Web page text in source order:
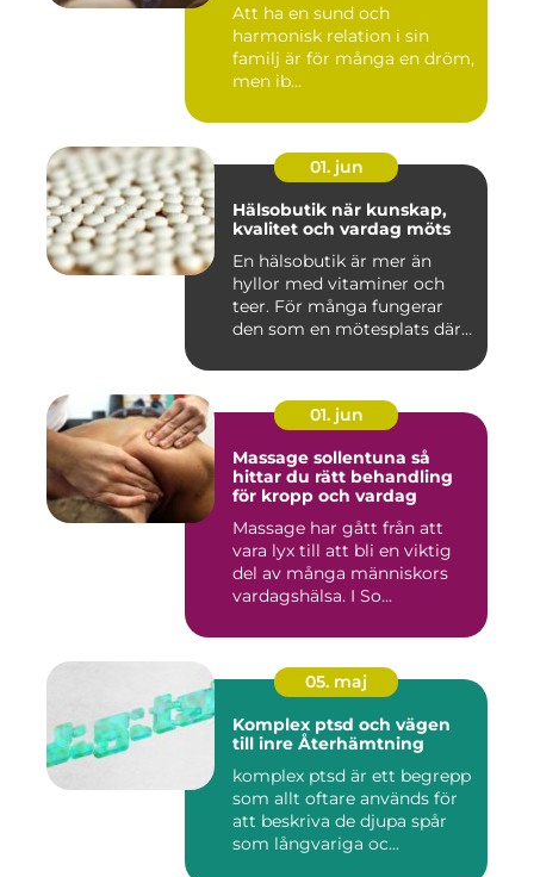
Att ha en sund och
harmonisk relation i sin
familj är för många en dröm,
men ib...
01. jun
Hälsobutik när kunskap,
kvalitet och vardag möts
En hälsobutik är mer än
hyllor med vitaminer och
teer. För många fungerar
den som en mötesplats där
01. jun
Massage sollentuna så
hittar du rätt behandling
för kropp och vardag
Massage har gått från att
vara lyx till att bli en viktig
del av många människors
vardagshälsa. I So...
05. maj
Komplex ptsd och vägen
till inre Återhämtning
komplex ptsd är ett begrepp
som allt oftare används för
att beskriva de djupa spår
som långvariga oc...